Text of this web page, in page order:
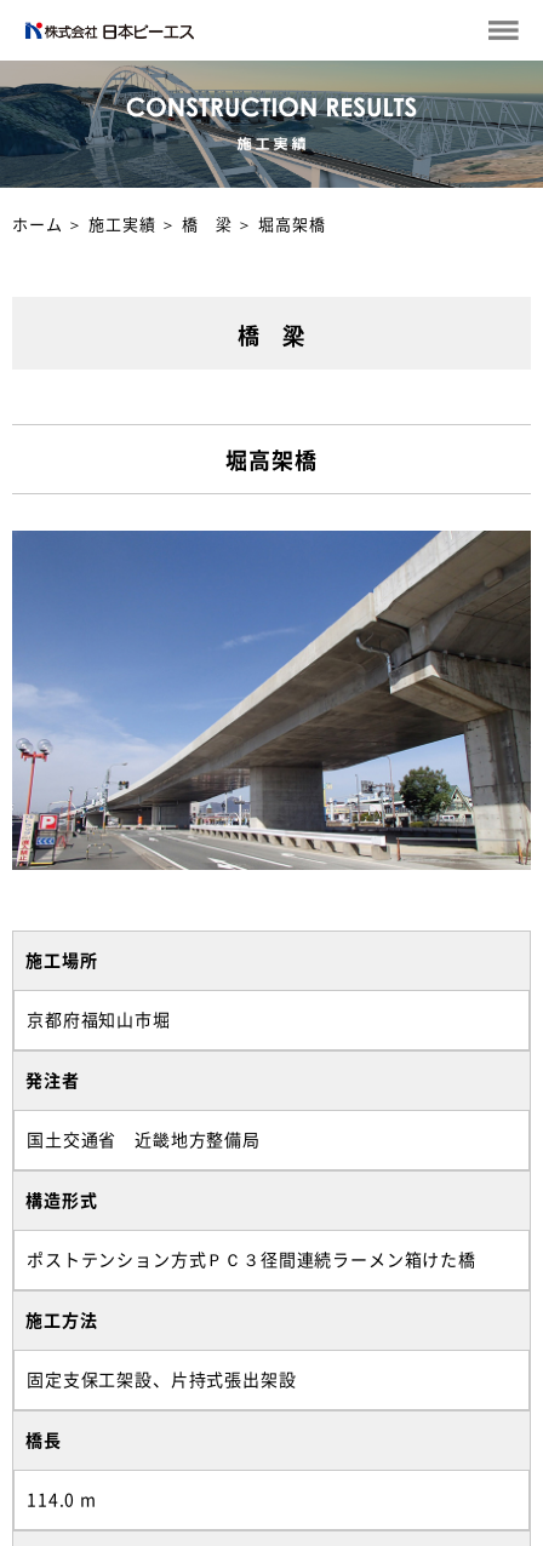
ホーム ＞施工実績 ＞ 橋 梁 ＞堀高架橋
橋 梁
堀高架橋
施工場所
京都府福知山市堀
発注者
国土交通省 近畿地方整備局
構造形式
ポストテンション方式ＰＣ３径間連続ラーメン箱けた橋
施工方法
固定支保工架設、片持式張出架設
橋長
114.0 m